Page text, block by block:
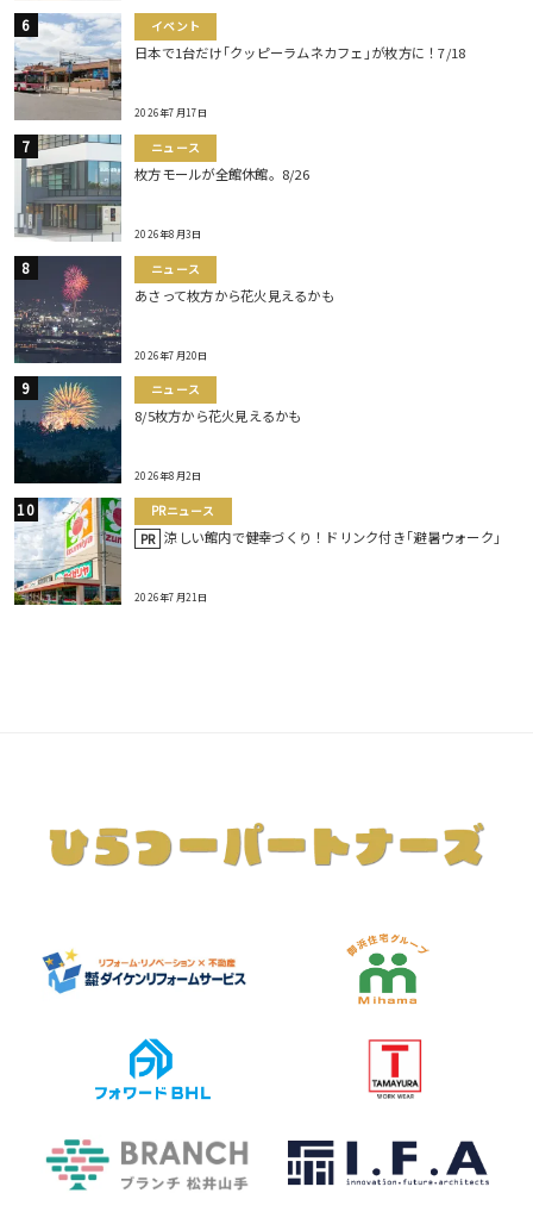
イベント
日本で1台だけ｢クッピーラムネカフェ｣が枚方に！7/18
2026年7月17日
ニュース
枚方モールが全館休館。8/26
2026年8月3日
ニュース
あさって枚方から花火見えるかも
2026年7月20日
ニュース
8/5枚方から花火見えるかも
2026年8月2日
PRニュース
PR 涼しい館内で健幸づくり！ドリンク付き｢避暑ウォーク｣
2026年7月21日